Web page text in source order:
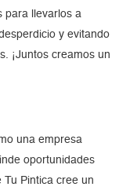
para llevarlos a
y evitando
¡Juntos creamos un
una empresa
oportunidades
Tu Pintica cree un